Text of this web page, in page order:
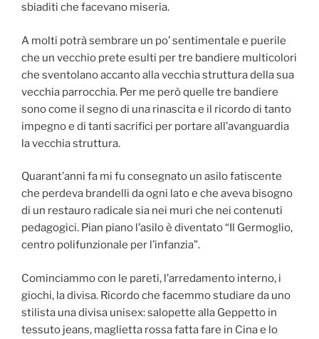
sbiaditi che facevano miseria.
A molti potrà sembrare un po’ sentimentale e puerile
che un vecchio prete esulti per tre bandiere multicolori
che sventolano accanto alla vecchia struttura della sua
vecchia parrocchia. Per me però quelle tre bandiere
sono come il segno di una rinascita e il ricordo di tanto
impegno e di tanti sacrifici per portare all’avanguardia
la vecchia struttura.
Quarant’anni fa mi fu consegnato un asilo fatiscente
che perdeva brandelli da ogni lato e che aveva bisogno
di un restauro radicale sia nei muri che nei contenuti
pedagogici. Pian piano l’asilo è diventato “Il Germoglio,
centro polifunzionale per l’infanzia”.
Cominciammo con le pareti, l’arredamento interno, i
giochi, la divisa. Ricordo che facemmo studiare da uno
stilista una divisa unisex: salopette alla Geppetto in
tessuto jeans, maglietta rossa fatta fare in Cina e lo